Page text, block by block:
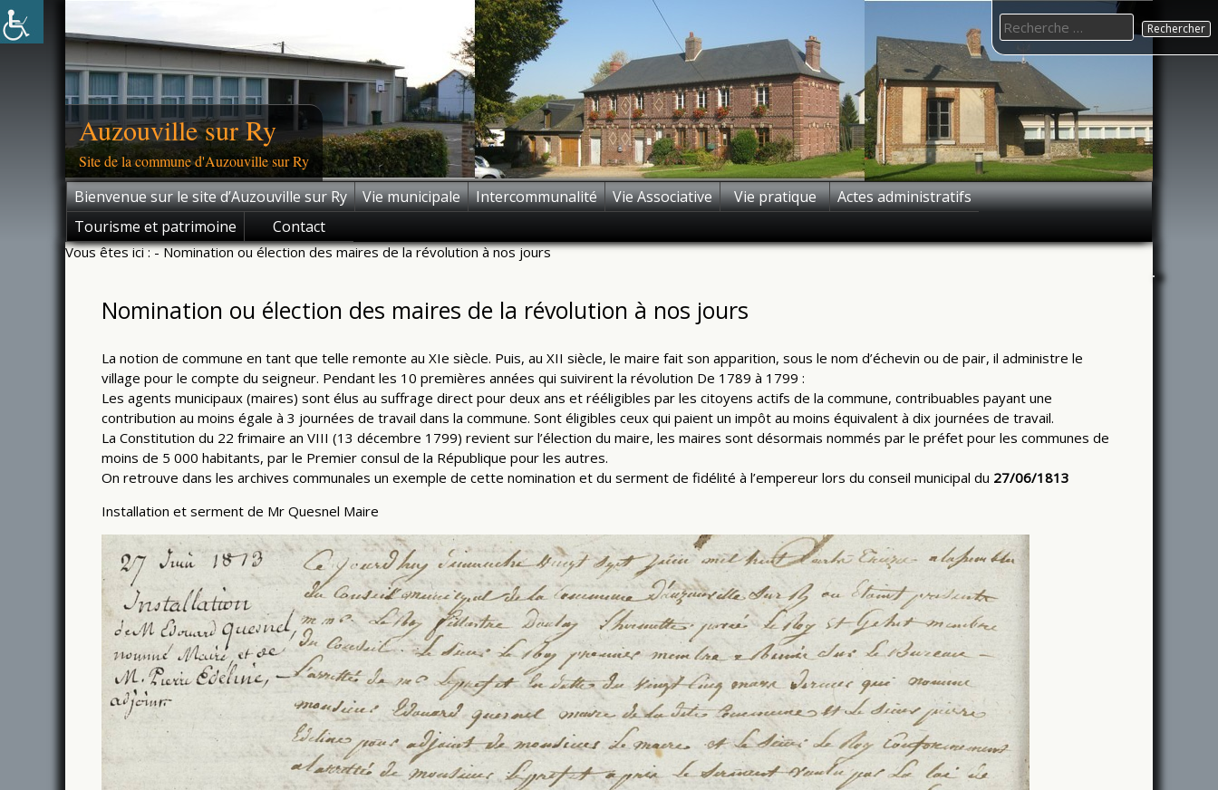
Skip
to
content
Auzouville sur Ry
Site de la commune d'Auzouville sur Ry
Bienvenue sur le site d’Auzouville sur Ry Vie municipale Intercommunalité Vie Associative Vie pratique
Actes administratifs
Tourisme et patrimoine
Contact
Search
for:
Vous êtes ici :- Nomination ou élection des maires de la révolution à nos jours
Nomination ou élection des maires de la révolution à nos jours
La notion de commune en tant que telle remonte au XIe siècle. Puis, au XII siècle, le maire fait son apparition, sous le nom d’échevin ou de pair, il administre le
village pour le compte du seigneur. Pendant les 10 premières années qui suivirent la révolution De 1789 à 1799 :
Les agents municipaux (maires) sont élus au suffrage direct pour deux ans et rééligibles par les citoyens actifs de la commune, contribuables payant une
contribution au moins égale à 3 journées de travail dans la commune. Sont éligibles ceux qui paient un impôt au moins équivalent à dix journées de travail.
La Constitution du 22 frimaire an VIII (13 décembre 1799) revient sur l’élection du maire, les maires sont désormais nommés par le préfet pour les communes de
moins de 5 000 habitants, par le Premier consul de la République pour les autres.
On retrouve dans les archives communales un exemple de cette nomination et du serment de fidélité à l’empereur lors du conseil municipal du 27/06/1813
Installation et serment de Mr Quesnel Maire